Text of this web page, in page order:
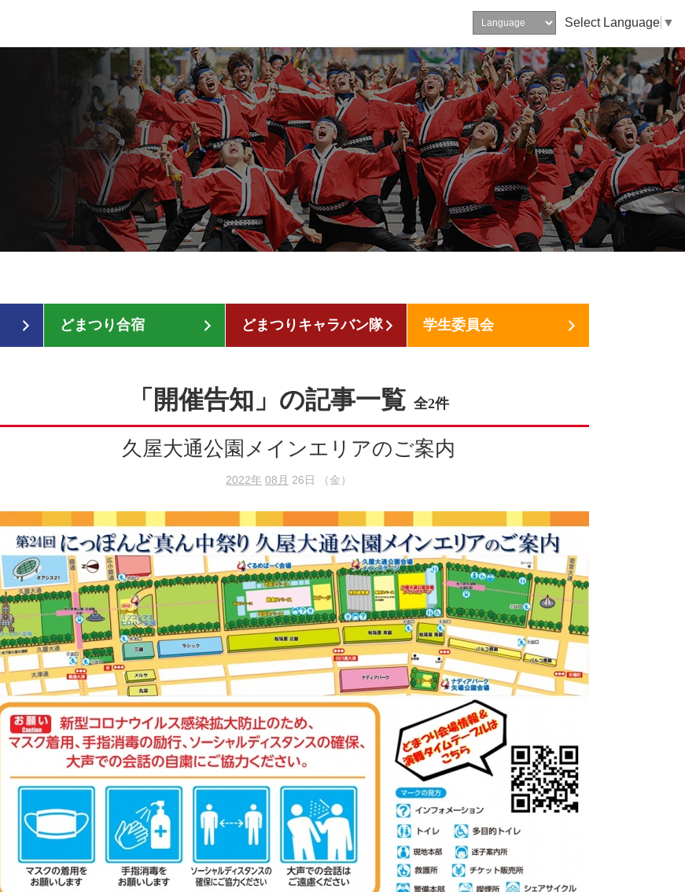
Select Language ▼
どまつり合宿 どまつりキャラバン隊 学生委員会
「開催告知」の記事一覧 全2件
久屋大通公園メインエリアのご案内
2022年 08月 26日 （金）